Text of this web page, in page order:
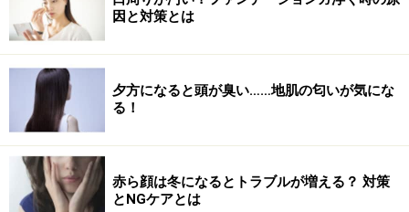
因と対策とは
夕方になると頭が臭い……地肌の匂いが気にな
る！
赤ら顔は冬になるとトラブルが増える？ 対策
とNGケアとは